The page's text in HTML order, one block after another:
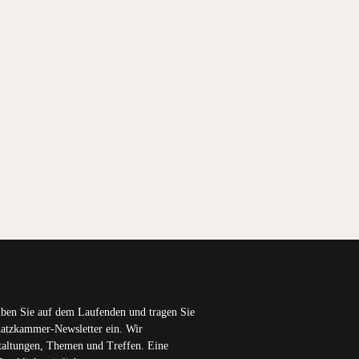
Sie auf dem Laufenden und tragen Sie
Newsletter ein. Wir
Themen und Treffen. Eine